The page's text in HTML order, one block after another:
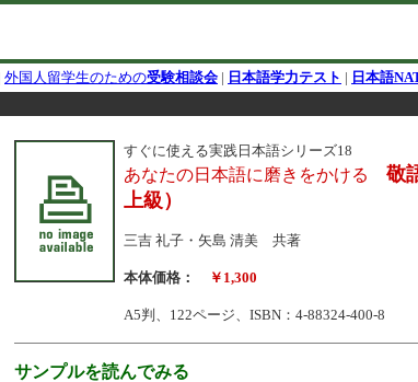
外国人留学生のための受験相談会 | 日本語学力テスト | 日本語
すぐに使える実践日本語シリーズ18
あなたの日本語に磨きをかける 敬
上級）
三吉 礼子・矢島 清美 共著
本体価格： ￥1,300
A5判、122ページ、ISBN：4-88324-400-8
サンプルを読んでみる